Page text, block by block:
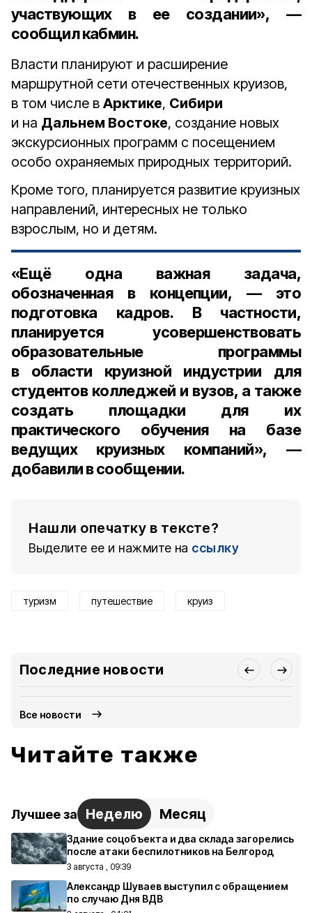
участвующих в ее создании», —
сообщил кабмин.
Власти планируют и расширение
маршрутной сети отечественных круизов,
в том числе в Арктике, Сибири
и на Дальнем Востоке, создание новых
экскурсионных программ с посещением
особо охраняемых природных территорий.
Кроме того, планируется развитие круизных
направлений, интересных не только
взрослым, но и детям.
«Ещё одна важная задача,
обозначенная в концепции, — это
подготовка кадров. В частности,
планируется усовершенствовать
образовательные программы
в области круизной индустрии для
студентов колледжей и вузов, а также
создать площадки для их
практического обучения на базе
ведущих круизных компаний», —
добавили в сообщении.
Нашли опечатку в тексте?
Выделите ее и нажмите на ссылку
туризм путешествие круиз
Последние новости
Все новости
Читайте также
Лучшее за Неделю Месяц
Здание соцобъекта и два склада загорелись
после атаки беспилотников на Белгород
3 августа , 09:39
Александр Шуваев выступил с обращением
по случаю Дня ВДВ